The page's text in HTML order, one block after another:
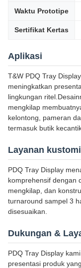
Waktu Prototipe
Sertifikat Kertas
Aplikasi
T&W PDQ Tray
meningkatkan
lingkungan
mengkilap
kelontong, pameran
termasuk butik
Layanan
PDQ Tray Display
komprehensif dengan
mengkilap, dan
turnaround sampel 3
disesuaikan.
Dukungan &
PDQ Tray Display
presentasi produk